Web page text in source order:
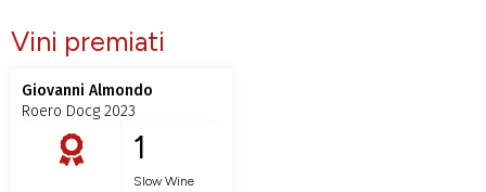
Vini premiati
Giovanni Almondo
Roero Docg 2023
1
Slow Wine